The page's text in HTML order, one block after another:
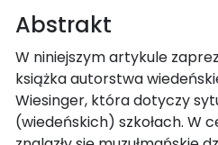
Abstrakt
W niniejszym artykule
książka autorstwa
Wiesinger, która dotyczy
(wiedeńskich) szkołach. W